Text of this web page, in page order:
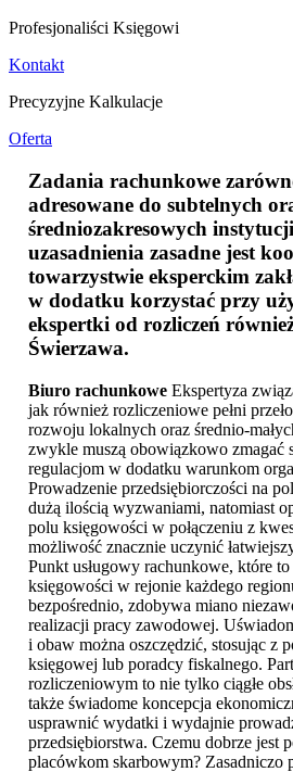
Profesjonaliści Księgowi
Kontakt
Precyzyjne Kalkulacje
Oferta
Zadania rachunkowe
adresowane do subtelnych
średniozakresowych
uzasadnienia zasadne jest
towarzystwie eksperckim
w dodatku korzystać przy
ekspertki od rozliczeń
Świerzawa.
Biuro rachunkowe Ekspertyza
jak również rozliczeniowe pełni
rozwoju lokalnych oraz średnio-
zwykle muszą obowiązkowo zmagać
regulacjom w dodatku warunkom
Prowadzenie przedsiębiorczości na
dużą ilością wyzwaniami, natomiast
polu księgowości w połączeniu z
możliwość znacznie uczynić
Punkt usługowy rachunkowe, które to
księgowości w rejonie każdego
bezpośrednio, zdobywa miano
realizacji pracy zawodowej.
i obaw można oszczędzić, stosując z
księgowej lub poradcy fiskalnego.
rozliczeniowym to nie tylko ciągłe
także świadome koncepcja
usprawnić wydatki i wydajnie
przedsiębiorstwa. Czemu dobrze jest
placówkom skarbowym? Zasadniczo